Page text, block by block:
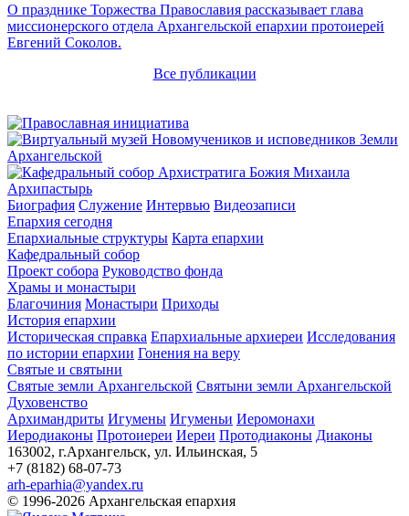
О празднике Торжества Православия рассказывает глава
миссионерского отдела Архангельской епархии протоиерей
Евгений Соколов.
Все публикации
Архипастырь
Биография Служение Интервью Видеозаписи
Епархия сегодня
Епархиальные структуры Карта епархии
Кафедральный собор
Проект собора Руководство фонда
Храмы и монастыри
Благочиния Монастыри Приходы
История епархии
Историческая справка Епархиальные архиереи Исследования
по истории епархии Гонения на веру
Святые и святыни
Святые земли Архангельской Святыни земли Архангельской
Духовенство
Архимандриты Игумены Игуменьи Иеромонахи
Иеродиаконы Протоиереи Иереи Протодиаконы Диаконы
163002, г.Архангельск, ул. Ильинская, 5
+7 (8182) 68-07-73
arh-eparhia@yandex.ru
© 1996-2026 Архангельская епархия